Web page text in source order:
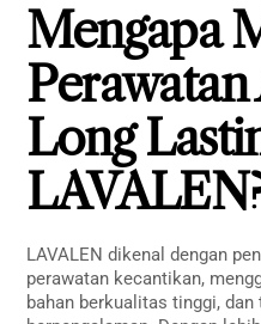
Mengapa
Long
LAVALEN dikenal dengan
perawatan kecantikan,
bahan berkualitas tinggi, dan